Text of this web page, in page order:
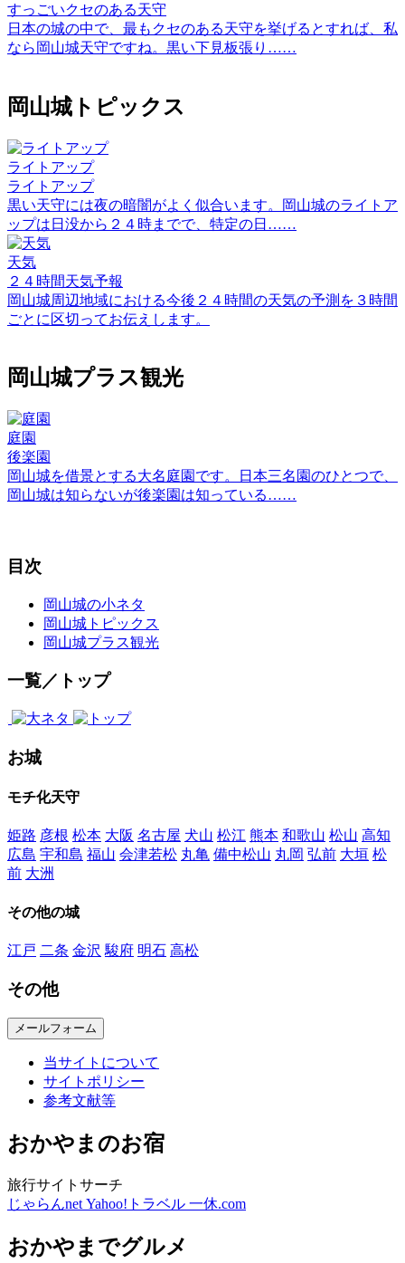
すっごいクセのある天守
日本の城の中で、最もクセのある天守を挙げるとすれば、私
なら岡山城天守ですね。黒い下見板張り……
岡山城トピックス
ライトアップ
ライトアップ
黒い天守には夜の暗闇がよく似合います。岡山城のライトア
ップは日没から２４時までで、特定の日……
天気
２４時間天気予報
岡山城周辺地域における今後２４時間の天気の予測を３時間
ごとに区切ってお伝えします。
岡山城プラス観光
庭園
後楽園
岡山城を借景とする大名庭園です。日本三名園のひとつで、
岡山城は知らないが後楽園は知っている……
目次
岡山城の小ネタ
岡山城トピックス
岡山城プラス観光
一覧／トップ
お城
モチ化天守
姫路 彦根 松本 大阪 名古屋 犬山 松江 熊本 和歌山 松山 高知
広島 宇和島 福山 会津若松 丸亀 備中松山 丸岡 弘前 大垣 松
前 大洲
その他の城
江戸 二条 金沢 駿府 明石 高松
その他
メールフォーム
当サイトについて
サイトポリシー
参考文献等
おかやまのお宿
旅行サイトサーチ
じゃらんnet Yahoo!トラベル 一休.com
おかやまでグルメ